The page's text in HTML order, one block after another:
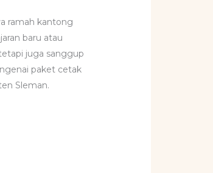
ramah kantong
baru atau
juga sanggup
paket cetak
Sleman.